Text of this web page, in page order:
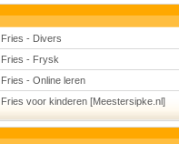
Fries - Divers
Fries - Frysk
Fries - Online leren
Fries voor kinderen [Meestersipke.nl]